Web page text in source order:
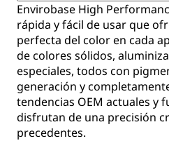
Envirobase High
rápida y fácil de usar que
perfecta del color en cada
de colores sólidos,
especiales, todos con
generación y
tendencias OEM actuales y
disfrutan de una precisión
precedentes.